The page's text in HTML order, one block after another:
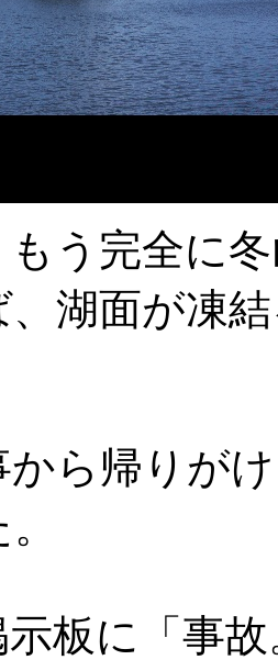
う完全に
、湖面が凍
から帰りが
板に「事